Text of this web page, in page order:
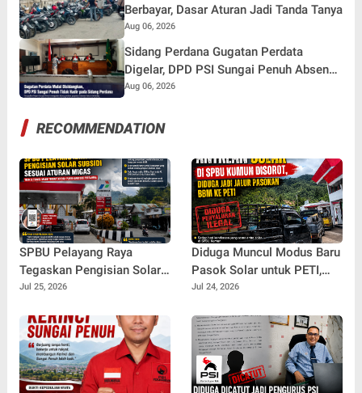
Berbayar, Dasar Aturan Jadi Tanda Tanya
Aug 06, 2026
Sidang Perdana Gugatan Perdata
Digelar, DPD PSI Sungai Penuh Absen
Tanpa Keterangan
Aug 06, 2026
RECOMMENDATION
SPBU Pelayang Raya
Tegaskan Pengisian Solar
Subsidi Kendaraan Truck
Pertamina
Jul 25, 2026
Diduga Muncul Modus Baru
Pasok Solar untuk PETI,
Antrean Kendaraan di SPBU
Jul 24, 2026